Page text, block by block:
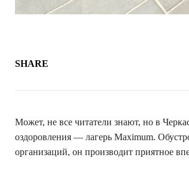
SHARE
Может, не все читатели знают, но в
оздоровления — лагерь Maximum.
организаций, он производит приятное